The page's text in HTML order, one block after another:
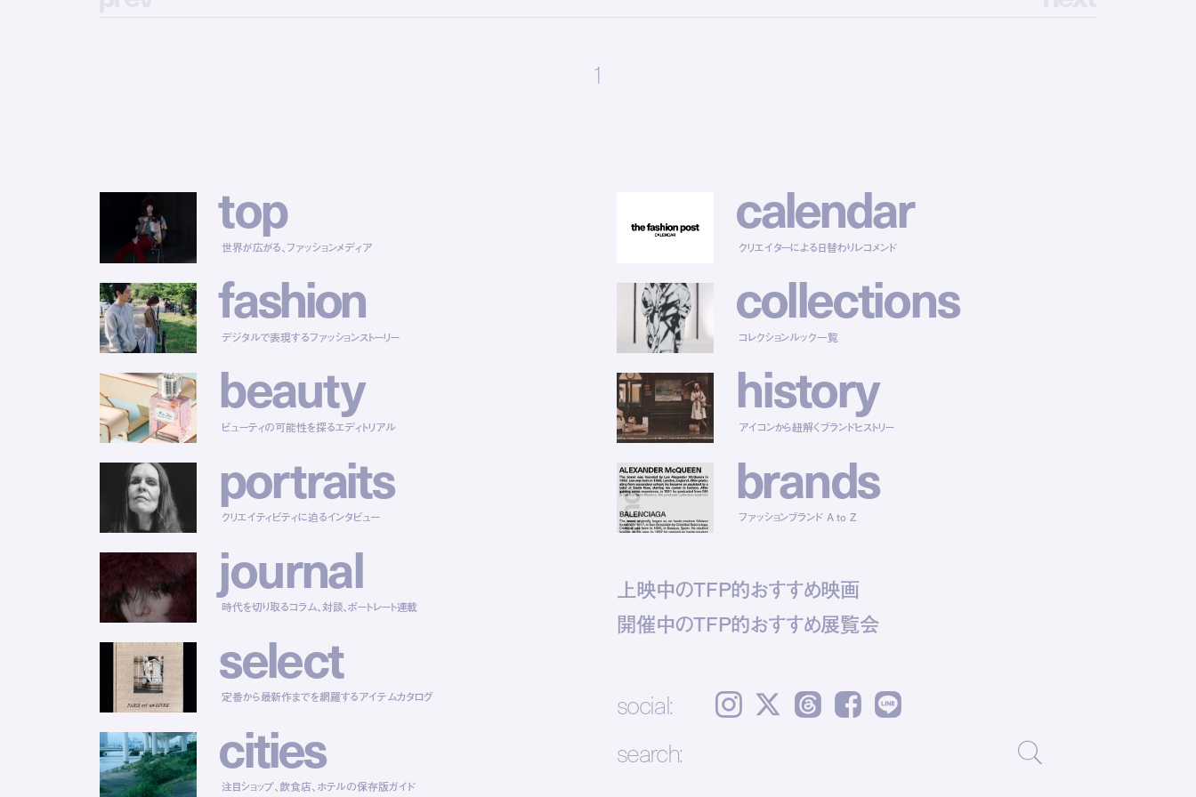
1
top
世界が広がる、ファッションメディア
fashion
デジタルで表現するファッションストーリー
beauty
ビューティの可能性を探るエディトリアル
portraits
クリエイティビティに迫るインタビュー
journal
時代を切り取るコラム、対談、ポートレート連載
select
定番から最新作までを網羅するアイテムカタログ
cities
注目ショップ、飲食店、ホテルの保存版ガイド
calendar
クリエイターによる日替わりレコメンド
collections
コレクションルック一覧
history
アイコンから紐解くブランドヒストリー
brands
ファッションブランド A to Z
上映中のTFP的おすすめ映画
開催中のTFP的おすすめ展覧会
social: Instagram 𝕏 Threads Facebook LINE
search: